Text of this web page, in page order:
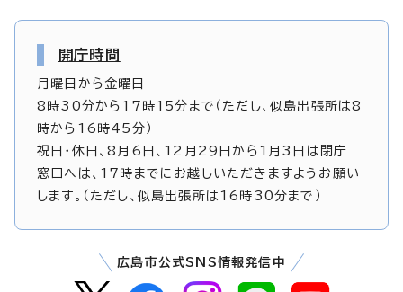
開庁時間
月曜日から金曜日
8時30分から17時15分まで（ただし、似島出張所は8
時から16時45分）
祝日・休日、8月6日、12月29日から1月3日は閉庁
窓口へは、17時までにお越しいただきますようお願い
します。（ただし、似島出張所は16時30分まで）
広島市公式SNS情報発信中